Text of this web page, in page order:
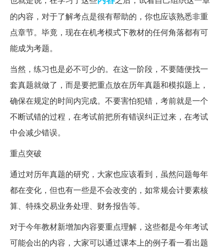
的内容，对于了解考点是很有帮助的，你也应该熟悉非重
点章节。毕竟，现在在机考模式下教材的任何角落都有可
能成为考题。
当然，练习也是必不可少的。在这一阶段，不要随便找一
套真题就做了，而是要把重点放在历年真题和模拟题上，
确保在规定的时间内完成。不要害怕犯错，考前就是一个
不断试错的过程，在考试前把所有错误纠正过来，在考试
中会减少错误。
重点突破
通过对历年真题的研究，大家也应该看到，虽然问题每年
都在变化，但也有一些是不会改变的，如常规会计要素核
算、特殊交易业务处理、财务报告等。
对于今年教材新增加内容要重点理解，这些都是今年考试
可能会出的内容，大家可以通过课本上的例子看一看出题